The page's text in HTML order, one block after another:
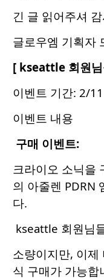
긴 글 읽어주셔
글로우엠 기획자
[ kseattle 회원님
이벤트 기간: 2/
이벤트 내용
구매 이벤트:
크라이오 소닉을
의 아줄렌 PDRN
다.
kseattle 회원님
소량이지만, 이제
식 구매가 가능합